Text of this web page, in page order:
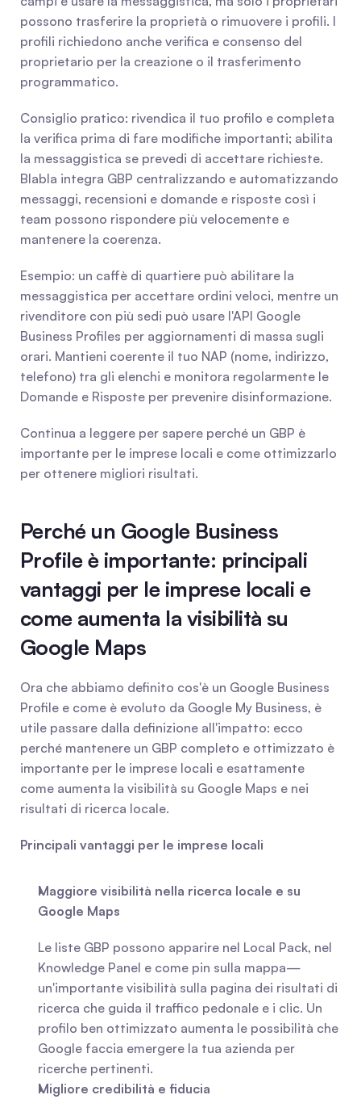
possono trasferire la proprietà o rimuovere i profili. I
profili richiedono anche verifica e consenso del
proprietario per la creazione o il trasferimento
programmatico.
Consiglio pratico: rivendica il tuo profilo e completa
la verifica prima di fare modifiche importanti; abilita
la messaggistica se prevedi di accettare richieste.
Blabla integra GBP centralizzando e automatizzando
messaggi, recensioni e domande e risposte così i
team possono rispondere più velocemente e
mantenere la coerenza.
Esempio: un caffè di quartiere può abilitare la
messaggistica per accettare ordini veloci, mentre un
rivenditore con più sedi può usare l'API Google
Business Profiles per aggiornamenti di massa sugli
orari. Mantieni coerente il tuo NAP (nome, indirizzo,
telefono) tra gli elenchi e monitora regolarmente le
Domande e Risposte per prevenire disinformazione.
Continua a leggere per sapere perché un GBP è
importante per le imprese locali e come ottimizzarlo
per ottenere migliori risultati.
Perché un Google Business
Profile è importante: principali
vantaggi per le imprese locali e
come aumenta la visibilità su
Google Maps
Ora che abbiamo definito cos'è un Google Business
Profile e come è evoluto da Google My Business, è
utile passare dalla definizione all'impatto: ecco
perché mantenere un GBP completo e ottimizzato è
importante per le imprese locali e esattamente
come aumenta la visibilità su Google Maps e nei
risultati di ricerca locale.
Principali vantaggi per le imprese locali
Maggiore visibilità nella ricerca locale e su
Google Maps
Le liste GBP possono apparire nel Local Pack, nel
Knowledge Panel e come pin sulla mappa—
un'importante visibilità sulla pagina dei risultati di
ricerca che guida il traffico pedonale e i clic. Un
profilo ben ottimizzato aumenta le possibilità che
Google faccia emergere la tua azienda per
ricerche pertinenti.
Migliore credibilità e fiducia